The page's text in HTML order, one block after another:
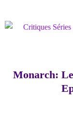
Monarch: